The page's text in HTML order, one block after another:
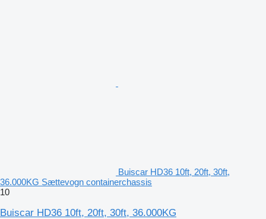
Buiscar HD36 10ft, 20ft, 30ft,
36.000KG Sættevogn containerchassis
10
Buiscar HD36 10ft, 20ft, 30ft, 36.000KG